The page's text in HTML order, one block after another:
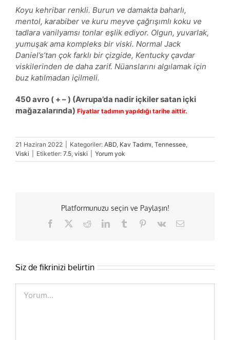
Koyu kehribar renkli. Burun ve damakta baharlı,
mentol, karabiber ve kuru meyve çağrışımlı koku ve
tadlara vanilyamsı tonlar eşlik ediyor. Olgun, yuvarlak,
yumuşak ama kompleks bir viski. Normal Jack
Daniel’s’tan çok farklı bir çizgide, Kentucky çavdar
viskilerinden de daha zarif. Nüanslarını algılamak için
buz katılmadan içilmeli.
450 avro ( + – ) (Avrupa’da nadir içkiler satan içki
mağazalarında) Fiyatlar tadımın yapıldığı tarihe aittir.
21 Haziran 2022 Kategoriler: ABD, Kav Tadımı, Tennessee,
Viski
Etiketler: 7.5, viski Yorum yok
Platformunuzu seçin ve Paylaşın!
Facebook RedditLinkedInTumblr Pinterest
Vk
E-
Siz de fikrinizi belirtin